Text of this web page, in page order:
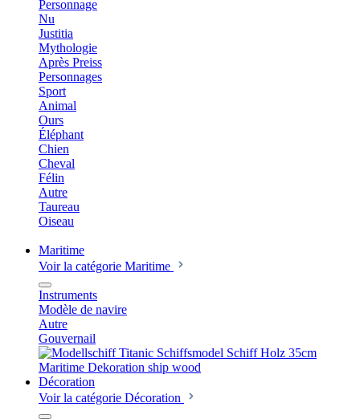
Personnage
Nu
Justitia
Mythologie
Après Preiss
Personnages
Sport
Animal
Ours
Éléphant
Chien
Cheval
Félin
Autre
Taureau
Oiseau
Maritime
Voir la catégorie Maritime
Instruments
Modèle de navire
Autre
Gouvernail
Décoration
Voir la catégorie Décoration